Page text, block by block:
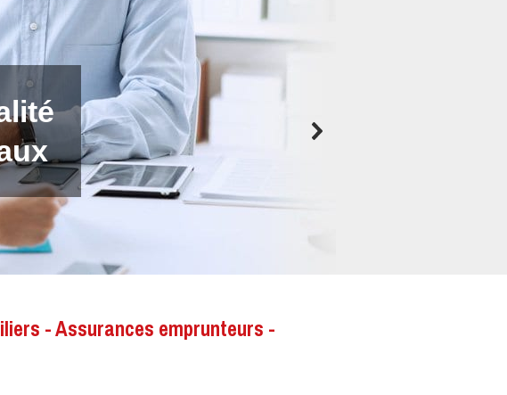
- Assurances emprunteurs -